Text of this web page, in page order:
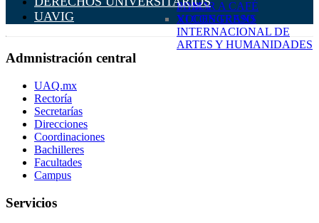
SABOR A CAFÉ
XI CONGRESO
INTERNACIONAL DE
ARTES Y HUMANIDADES
POMA
VOCES TRANS
UAVIG
Admnistración central
UAQ.mx
Rectoría
Secretarías
Direcciones
Coordinaciones
Bachilleres
Facultades
Campus
Servicios